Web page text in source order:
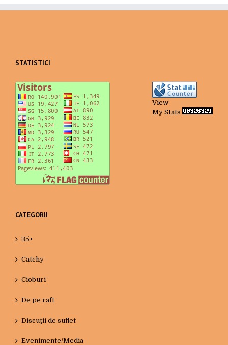
STATISTICI
View
My Stats
CATEGORII
35+
Catchy
Cioburi
De pe raft
Discuţii de suflet
Evenimente/Media